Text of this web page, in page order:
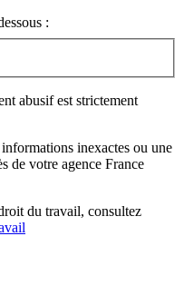
:
abusif est strictement
informations inexactes ou une
de votre agence France
du travail, consultez